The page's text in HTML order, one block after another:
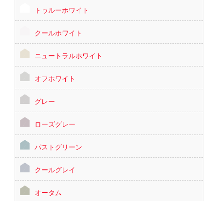
トゥルーホワイト
クールホワイト
ニュートラルホワイト
オフホワイト
グレー
ローズグレー
パストグリーン
クールグレイ
オータム